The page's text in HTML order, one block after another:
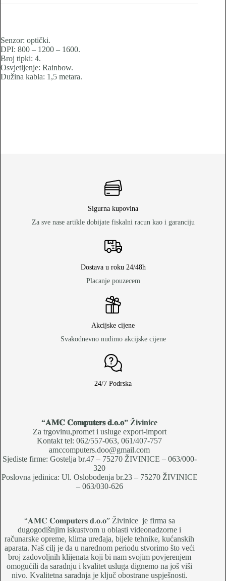
Senzor: optički.
DPI: 800 – 1200 – 1600.
Broj tipki: 4.
Osvjetljenje: Rainbow.
Dužina kabla: 1,5 metara.
Sigurna kupovina
Za sve nase artikle dobijate fiskalni racun kao i garanciju
Dostava u roku 24/48h
Placanje pouzecem
Akcijske cijene
Svakodnevno nudimo akcijske cijene
24/7 Podrska
“𝐀𝐌𝐂 𝐂𝐨𝐦𝐩𝐮𝐭𝐞𝐫𝐬 𝐝.𝐨.𝐨” Živinice
Za trgovinu,promet i usluge export-import
Kontakt tel: 062/557-063, 061/407-757
amccomputers.doo@gmail.com
Sjediste firme: Gostelja br.47 – 75270 ŽIVINICE – 063/000-
320
Poslovna jedinica: Ul. Oslobođenja br.23 – 75270 ŽIVINICE
– 063/030-626
“𝐀𝐌𝐂 𝐂𝐨𝐦𝐩𝐮𝐭𝐞𝐫𝐬 𝐝.𝐨.𝐨” Živinice je firma sa
dugogodišnjim iskustvom u oblasti videonadzorne i
računarske opreme, klima uređaja, bijele tehnike, kućanskih
aparata. Naš cilj je da u narednom periodu stvorimo što veći
broj zadovoljnih klijenata koji bi nam svojim povjerenjem
omogućili da saradnju i kvalitet usluga dignemo na još viši
nivo. Kvalitetna saradnja je ključ obostrane uspješnosti.